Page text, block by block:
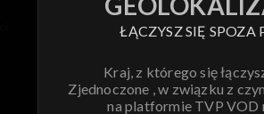
ŁĄCZYSZ SIĘ SPOZA
Kraj, z którego się
Zjednoczone , w związku z
na platformie TVP VOD